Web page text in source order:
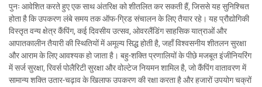
पुनः आवेशित करते हुए एक साथ अंतरिक्ष को शीतलित कर सकती हैं, जिससे यह सुनिश्चित
होता है कि उपकरण लंबे समय तक ऑफ-ग्रिड संचालन के लिए तैयार रहे। यह प्रौद्योगिकी
विस्तृत वन्य क्षेत्र कैंपिंग, कई दिवसीय उत्सव, ओवरलैंडिंग साहसिक यात्राओं और
आपातकालीन तैयारी की स्थितियों में अमूल्य सिद्ध होती है, जहाँ विश्वसनीय शीतलन सुरक्षा
और आराम के लिए आवश्यक हो जाता है। बहु-शक्ति प्रणालियों के पीछे मजबूत इंजीनियरिंग
में सर्ज सुरक्षा, रिवर्स पोलैरिटी सुरक्षा और वोल्टेज नियमन शामिल है, जो कैंपिंग वातावरण में
सामान्य शक्ति उतार-चढ़ाव के खिलाफ उपकरण की रक्षा करता है और हजारों उपयोग चक्रों